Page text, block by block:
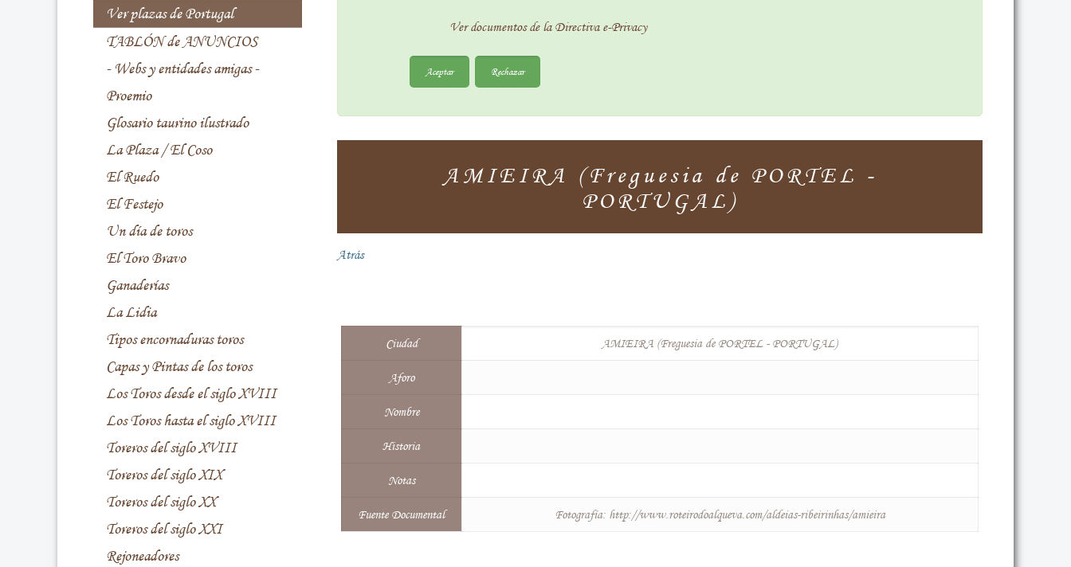
Ver plazas de Portugal
TABLÓN de ANUNCIOS
- Webs y entidades amigas -
Proemio
Glosario taurino ilustrado
La Plaza / El Coso
El Ruedo
El Festejo
Un día de toros
El Toro Bravo
Ganaderías
La Lidia
Tipos encornaduras toros
Capas y Pintas de los toros
Los Toros desde el siglo XVIII
Los Toros hasta el siglo XVIII
Toreros del siglo XVIII
Toreros del siglo XIX
Toreros del siglo XX
Toreros del siglo XXI
Rejoneadores
Ver documentos de la Directiva e-Privacy
Aceptar Rechazar
AMIEIRA (Freguesia de PORTEL -
PORTUGAL)
Atrás
Ciudad AMIEIRA (Freguesia de PORTEL - PORTUGAL)
Aforo
Nombre
Historia
Notas
Fuente Documental Fotografía: http://www.roteirodoalqueva.com/aldeias-ribeirinhas/amieira